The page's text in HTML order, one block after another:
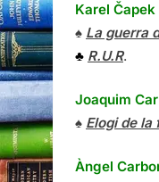
Karel Čapek
♠ La guerra
♣ R.U.R.
Joaquim
♠ Elogi de la
Àngel